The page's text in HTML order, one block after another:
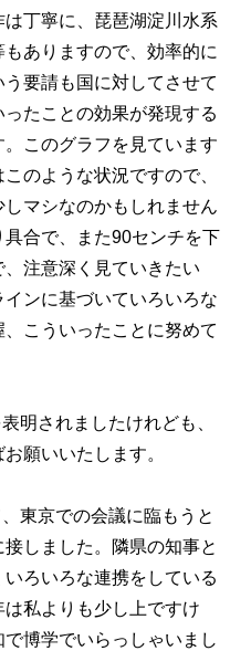
丁寧に、琵琶湖淀川水系
ありますので、効率的に
要請も国に対してさせて
たことの効果が発現する
このグラフを見ています
のような状況ですので、
マシなのかもしれません
合で、また90センチを下
注意深く見ていきたい
ンに基づいていろいろな
こういったことに努めて
明されましたけれども、
願いいたします。
東京での会議に臨もうと
しました。隣県の知事と
ろいろな連携をしている
私よりも少し上ですけ
博学でいらっしゃいまし